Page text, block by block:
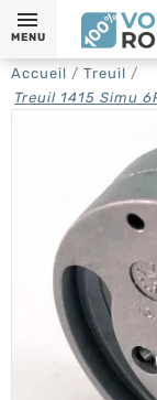
MENU
Accueil
Treuil
Treuil 1415 Simu